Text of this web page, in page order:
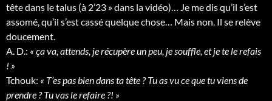
tête dans le talus (à 2’23 » dans la vidéo)… Je me dis qu’il s’est
assomé, qu’il s’est cassé quelque chose… Mais non. Il se relève
doucement.
A. D.: « ça va, attends, je récupère un peu, je souffle, et je te le refais
! »
Tchouk: « T’es pas bien dans ta tête ? Tu as vu ce que tu viens de
prendre ? Tu vas le refaire ?! »